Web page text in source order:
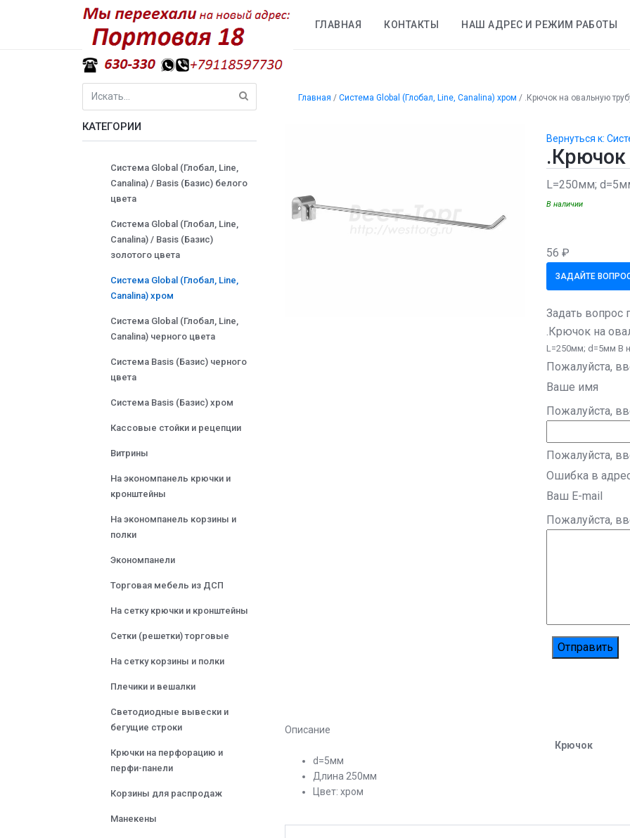
ГЛАВНАЯ КОНТАКТЫ НАШ АДРЕС И РЕЖИМ РАБОТЫ
Главная / Система Global (Глобал, Line, Canalina) хром / .Крючок на овальную
Вернуться к:
.Крючок
L=250мм;
В наличии
56 ₽
ЗАДАЙТЕ
Задать вопрос
.Крючок на
L=250мм; d=5мм В
Пожалуйста,
Ваше имя
Пожалуйста,
Пожалуйста,
Ошибка в
Ваш E-mail
Пожалуйста,
Описание
Крючок
d=5мм
Длина 250мм
Цвет: хром
КАТЕГОРИИ
Система Global (Глобал, Line,
Canalina) / Basis (Базис) белого
цвета
Система Global (Глобал, Line,
Canalina) / Basis (Базис)
золотого цвета
Система Global (Глобал, Line,
Canalina) хром
Система Global (Глобал, Line,
Canalina) черного цвета
Система Basis (Базис) черного
цвета
Система Basis (Базис) хром
Кассовые стойки и рецепции
Витрины
На экономпанель крючки и
кронштейны
На экономпанель корзины и
полки
Экономпанели
Торговая мебель из ДСП
На сетку крючки и кронштейны
Сетки (решетки) торговые
На сетку корзины и полки
Плечики и вешалки
Светодиодные вывески и
бегущие строки
Крючки на перфорацию и
перфи-панели
Корзины для распродаж
Манекены